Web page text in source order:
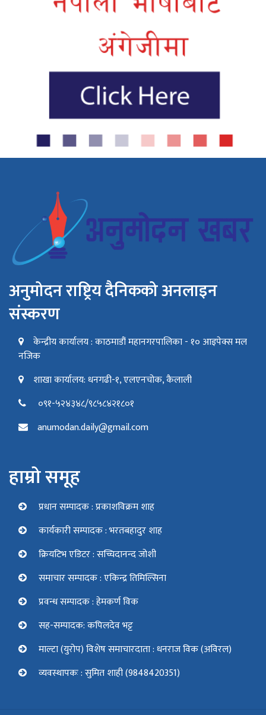
अनुमोदन राष्ट्रिय दैनिकको अनलाइन
संस्करण
केन्द्रीय कार्यालय : काठमाडौं महानगरपालिका - १० आइपेक्स मल
नजिक
शाखा कार्यालय: धनगढी-१, एलएनचोक, कैलाली
०९१-५२४३४८/९८५८४२१८०१
anumodan.daily@gmail.com
हाम्रो समूह
प्रधान सम्पादक : प्रकाशविक्रम शाह
कार्यकारी सम्पादक : भरतबहादुर शाह
क्रियटिभ एडिटर : सच्चिदानन्द जोशी
समाचार सम्पादक : एकिन्द्र तिमिल्सिना
प्रवन्ध सम्पादक : हेमकर्ण विक
सह-सम्पादक: कपिलदेव भट्ट
माल्टा (युरोप) विशेष समाचारदाता : धनराज विक (अविरल)
व्यवस्थापकः : सुमित शाही (9848420351)